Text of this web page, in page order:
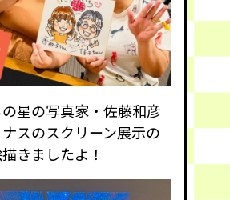
星の写真家・佐藤和彦
スのスクリーン展示の
きましたよ！